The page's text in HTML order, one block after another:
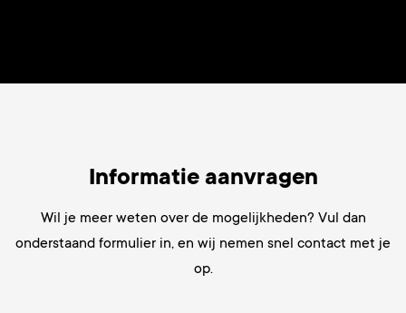
Informatie aanvragen
Wil je meer weten over de mogelijkheden? Vul dan
onderstaand formulier in, en wij nemen snel contact met je
op.